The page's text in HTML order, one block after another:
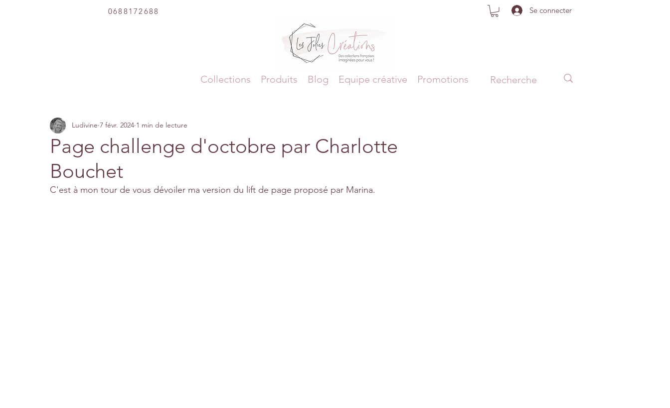
0688172688 Se connecter
Collections Produits Blog Equipe créative Promotions
Page challenge d'octobre par Charlotte
Bouchet
Ludivine 7 févr. 2024 1 min de lecture
C'est à mon tour de vous dévoiler ma version du lift de page proposé par Marina.